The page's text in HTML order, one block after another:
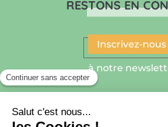
RESTONS EN
Inscrivez-nous
à notre